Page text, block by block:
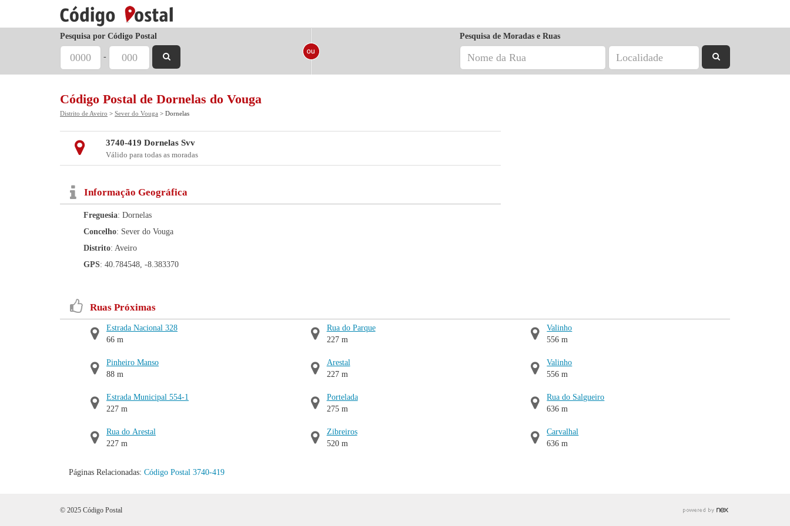
Pesquisa por Código Postal
-
Pesquisa de Moradas e Ruas
Código Postal de Dornelas do Vouga
Distrito de Aveiro > Sever do Vouga > Dornelas
3740-419 Dornelas Svv
Válido para todas as moradas
Informação Geográfica
Freguesia: Dornelas
Concelho: Sever do Vouga
Distrito: Aveiro
GPS: 40.784548, -8.383370
Ruas Próximas
Estrada Nacional 328
66 m
Pinheiro Manso
88 m
Estrada Municipal 554-1
227 m
Rua do Arestal
227 m
Rua do Parque
227 m
Arestal
227 m
Portelada
275 m
Zibreiros
520 m
Valinho
556 m
Valinho
556 m
Rua do Salgueiro
636 m
Carvalhal
636 m
Páginas Relacionadas: Código Postal 3740-419
© 2025 Código Postal